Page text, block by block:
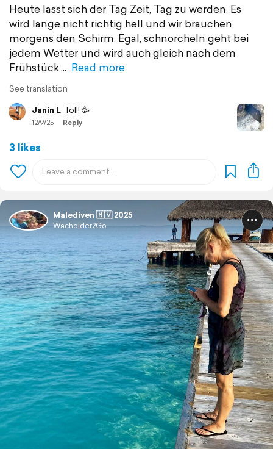
Heute lässt sich der Tag Zeit, Tag zu werden. Es
wird lange nicht richtig hell und wir brauchen
morgens den Schirm. Egal, schnorcheln geht bei
jedem Wetter und wird auch gleich nach dem
Frühstück
Read more
See translation
Janin L Toll! 🥳
12/9/25 Reply
3 likes
Malediven 🇲🇻 2025
Wacholder2Go